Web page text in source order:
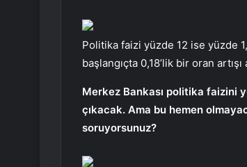
Politika faizi yüzde 12 ise yüzde
başlangıçta 0,18’lik bir oran artışı
Merkez Bankası politika faizini
çıkacak. Ama bu hemen
soruyorsunuz?